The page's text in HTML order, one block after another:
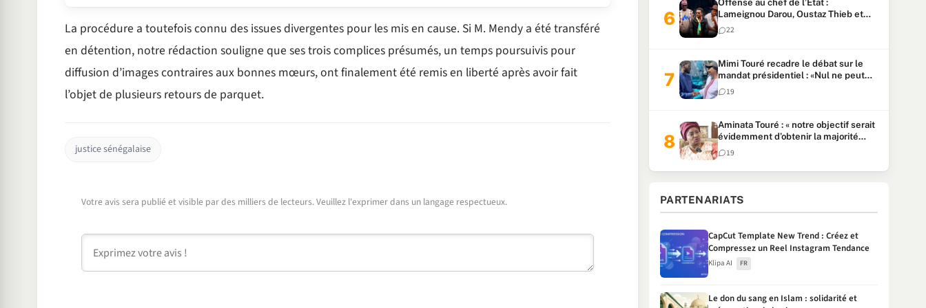
La procédure a toutefois connu des issues divergentes pour les mis en cause. Si M. Mendy a été transféré
en détention, notre rédaction souligne que ses trois complices présumés, un temps poursuivis pour
diffusion d’images contraires aux bonnes mœurs, ont finalement été remis en liberté après avoir fait
l’objet de plusieurs retours de parquet.
justice sénégalaise
Votre avis sera publié et visible par des milliers de lecteurs. Veuillez l'exprimer dans un langage respectueux.
Offense au chef de l’Etat :
Lameignou Darou, Oustaz Thieb et
Ndiaye Touba lourdement
condamnés
22
Mimi Touré recadre le débat sur le
mandat présidentiel : «Nul ne peut
faire plus de deux mandats
consécutifs de 5 ans»
19
Aminata Touré : « notre objectif serait
évidemment d’obtenir la majorité
parlementaire »
19
PARTENARIATS
CapCut Template New Trend : Créez et
Compressez un Reel Instagram Tendance
Klipa AI FR
Le don du sang en Islam : solidarité et